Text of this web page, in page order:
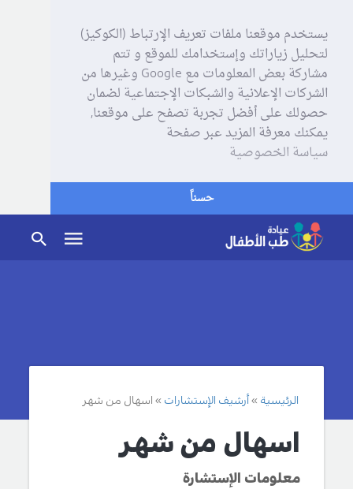
يستخدم موقعنا ملفات تعريف الإرتباط (الكوكيز)
لتحليل زياراتك وإستخدامك للموقع و تتم
مشاركة بعض المعلومات مع Google وغيرها من
الشركات الإعلانية والشبكات الإجتماعية لضمان
حصولك على أفضل تجربة تصفح على موقعنا,
يمكنك معرفة المزيد عبر صفحة
سياسة الخصوصية
حسناً
الرئيسية أرشيف الإستشارات اسهال من شهر
اسهال من شهر
معلومات الإستشارة